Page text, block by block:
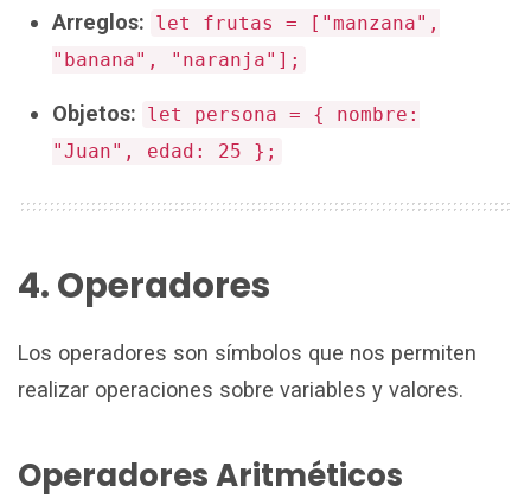
Arreglos: let frutas = ["manzana",
"banana", "naranja"];
Objetos: let persona = { nombre:
"Juan", edad: 25 };
4. Operadores
Los operadores son símbolos que nos permiten
realizar operaciones sobre variables y valores.
Operadores Aritméticos